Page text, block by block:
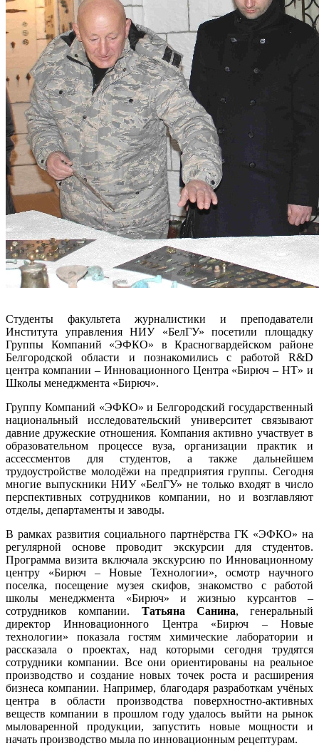
Студенты факультета журналистики и преподаватели
Института управления НИУ «БелГУ» посетили площадку
Группы Компаний «ЭФКО» в Красногвардейском районе
Белгородской области и познакомились с работой R&D
центра компании – Инновационного Центра «Бирюч – НТ» и
Школы менеджмента «Бирюч».
Группу Компаний «ЭФКО» и Белгородский государственный
национальный исследовательский университет связывают
давние дружеские отношения. Компания активно участвует в
образовательном процессе вуза, организации практик и
ассессментов для студентов, а также дальнейшем
трудоустройстве молодёжи на предприятия группы. Сегодня
многие выпускники НИУ «БелГУ» не только входят в число
перспективных сотрудников компании, но и возглавляют
отделы, департаменты и заводы.
В рамках развития социального партнёрства ГК «ЭФКО» на
регулярной основе проводит экскурсии для студентов.
Программа визита включала экскурсию по Инновационному
центру «Бирюч – Новые Технологии», осмотр научного
поселка, посещение музея скифов, знакомство с работой
школы менеджмента «Бирюч» и жизнью курсантов –
сотрудников компании. Татьяна Санина, генеральный
директор Инновационного Центра «Бирюч – Новые
технологии» показала гостям химические лаборатории и
рассказала о проектах, над которыми сегодня трудятся
сотрудники компании. Все они ориентированы на реальное
производство и создание новых точек роста и расширения
бизнеса компании. Например, благодаря разработкам учёных
центра в области производства поверхностно-активных
веществ компании в прошлом году удалось выйти на рынок
мыловаренной продукции, запустить новые мощности и
начать производство мыла по инновационным рецептурам.